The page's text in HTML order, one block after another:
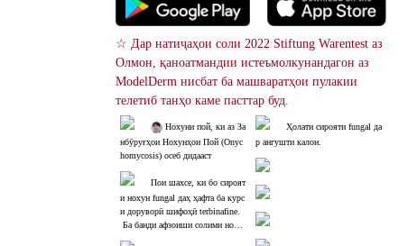
☆ Дар натиҷаҳои соли 2022 Stiftung Warentest аз
Олмон, қаноатмандии истеъмолкунандагон аз
ModelDerm нисбат ба машваратҳои пулакии
телетиб танҳо каме пасттар буд.
Нохуни пой, ки аз За
нбӯруғҳои Нохунҳои Пой (Onyc
homycosis) осеб дидааст
Пои шахсе, ки бо сироят
и нохун fungal даҳ ҳафта ба курс
и доруворӣ шифоҳӣ terbinafine.
Ба банди афзоиши солими ноху
Ҳолати сирояти fungal да
р ангушти калон.